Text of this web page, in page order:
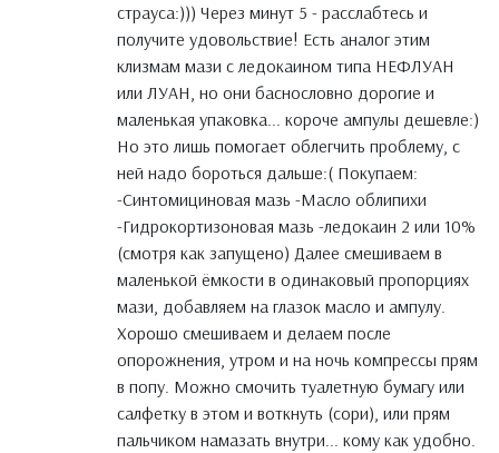
страуса:))) Через минут 5 - расслабтесь и
получите удовольствие! Есть аналог этим
клизмам мази с ледокаином типа НЕФЛУАН
или ЛУАН, но они баснословно дорогие и
маленькая упаковка... короче ампулы дешевле:)
Но это лишь помогает облегчить проблему, с
ней надо бороться дальше:( Покупаем:
-Синтомициновая мазь -Масло облипихи
-Гидрокортизоновая мазь -ледокаин 2 или 10%
(смотря как запущено) Далее смешиваем в
маленькой ёмкости в одинаковый пропорциях
мази, добавляем на глазок масло и ампулу.
Хорошо смешиваем и делаем после
опорожнения, утром и на ночь компрессы прям
в попу. Можно смочить туалетную бумагу или
салфетку в этом и воткнуть (сори), или прям
пальчиком намазать внутри... кому как удобно.